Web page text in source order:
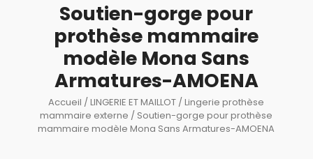
Soutien-gorge pour
prothèse mammaire
modèle Mona Sans
Armatures-AMOENA
Accueil /LINGERIE ET MAILLOT /Lingerie prothèse
mammaire externe / Soutien-gorge pour prothèse
mammaire modèle Mona Sans Armatures-AMOENA